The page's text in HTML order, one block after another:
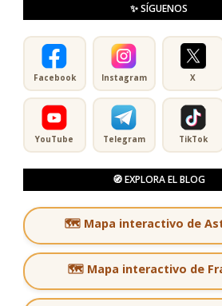
✨ SÍGUENOS
Facebook Instagram X
YouTube Telegram TikTok
🧭 EXPLORA EL BLOG
🗺️ Mapa interactivo de
🗺️ Mapa interactivo de